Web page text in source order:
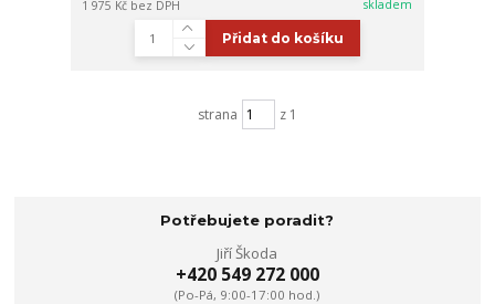
1 975 Kč bez DPH skladem
Přidat do košíku
strana z 1
Potřebujete poradit?
Jiří Škoda
+420 549 272 000
(Po-Pá, 9:00-17:00 hod.)